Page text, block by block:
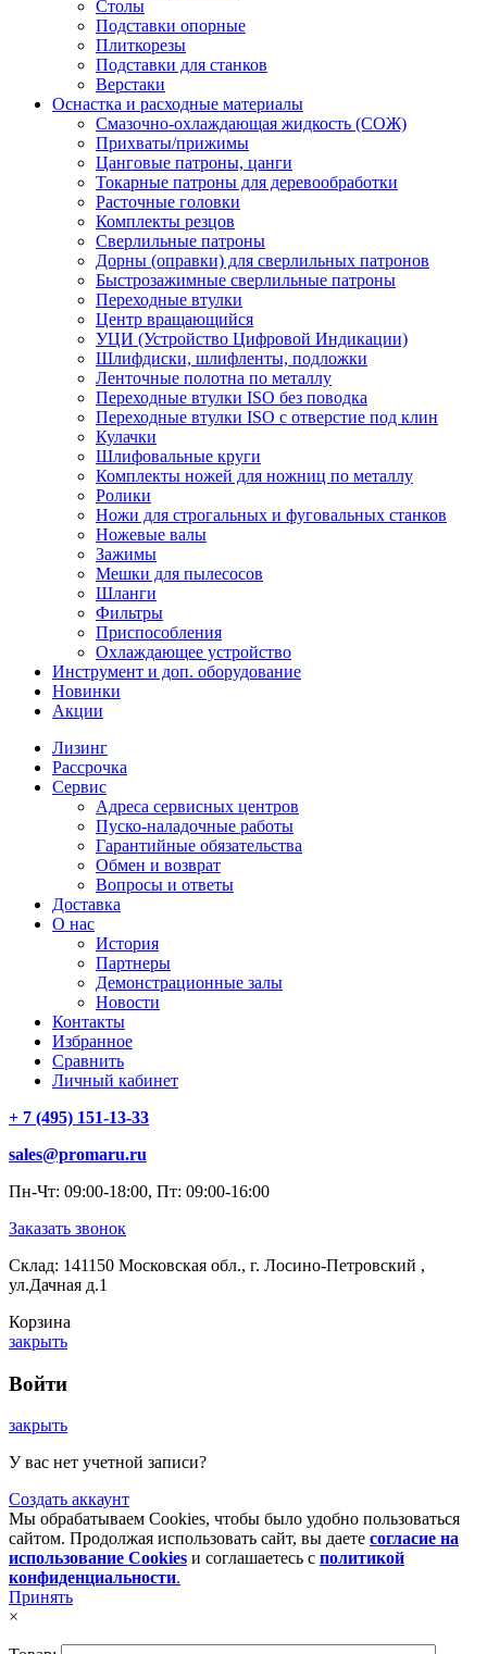
Столы
Подставки опорные
Плиткорезы
Подставки для станков
Верстаки
Оснастка и расходные материалы
Смазочно-охлаждающая жидкость (СОЖ)
Прихваты/прижимы
Цанговые патроны, цанги
Токарные патроны для деревообработки
Расточные головки
Комплекты резцов
Сверлильные патроны
Дорны (оправки) для сверлильных патронов
Быстрозажимные сверлильные патроны
Переходные втулки
Центр вращающийся
УЦИ (Устройство Цифровой Индикации)
Шлифдиски, шлифленты, подложки
Ленточные полотна по металлу
Переходные втулки ISO без поводка
Переходные втулки ISO с отверстие под клин
Кулачки
Шлифовальные круги
Комплекты ножей для ножниц по металлу
Ролики
Ножи для строгальных и фуговальных станков
Ножевые валы
Зажимы
Мешки для пылесосов
Шланги
Фильтры
Приспособления
Охлаждающее устройство
Инструмент и доп. оборудование
Новинки
Акции
Лизинг
Рассрочка
Сервис
Адреса сервисных центров
Пуско-наладочные работы
Гарантийные обязательства
Обмен и возврат
Вопросы и ответы
Доставка
О нас
История
Партнеры
Демонстрационные залы
Новости
Контакты
Избранное
Сравнить
Личный кабинет
+ 7 (495) 151-13-33
sales@promaru.ru
Пн-Чт: 09:00-18:00, Пт: 09:00-16:00
Заказать звонок
Склад: 141150 Московская обл., г. Лосино-Петровский ,
ул.Дачная д.1
Корзина
закрыть
Войти
закрыть
У вас нет учетной записи?
Создать аккаунт
Мы обрабатываем Cookies, чтобы было удобно пользоваться
сайтом. Продолжая использовать сайт, вы даете согласие на
использование Cookies и соглашаетесь с политикой
конфиденциальности.
Принять
×